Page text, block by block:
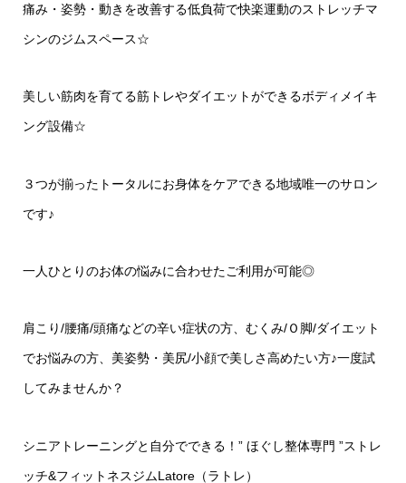
痛み・姿勢・動きを改善する低負荷で快楽運動のストレッチマ
シンのジムスペース☆
美しい筋肉を育てる筋トレやダイエットができるボディメイキ
ング設備☆
３つが揃ったトータルにお身体をケアできる地域唯一のサロン
です♪
一人ひとりのお体の悩みに合わせたご利用が可能◎
肩こり/腰痛/頭痛などの辛い症状の方、むくみ/Ｏ脚/ダイエット
でお悩みの方、美姿勢・美尻/小顔で美しさ高めたい方♪一度試
してみませんか？
シニアトレーニングと自分でできる！ ” ほぐし整体専門 ”ストレ
ッチ&フィットネスジムLatore（ラトレ）